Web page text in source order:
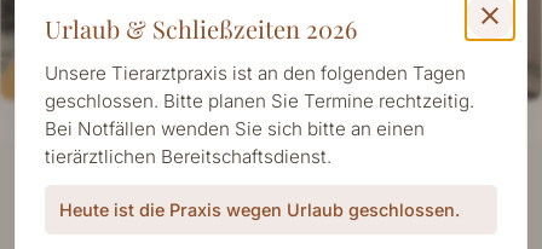
Wir bereiten derzeit die ersten Beiträge für Sie
vor. Schauen Sie in Kürze wieder vorbei – oder
rufen Sie uns an, wenn Sie eine konkrete Frage
close
Urlaub & Schließzeiten 2026
Unsere Tierarztpraxis ist an den folgenden Tagen
geschlossen. Bitte planen Sie Termine rechtzeitig.
Bei Notfällen wenden Sie sich bitte an einen
tierärztlichen Bereitschaftsdienst.
Heute ist die Praxis wegen Urlaub geschlossen.